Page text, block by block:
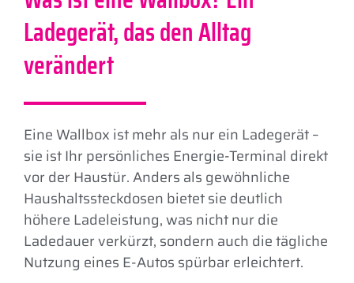
Ladegerät, das den Alltag
verändert
Eine Wallbox ist mehr als nur ein Ladegerät –
sie ist Ihr persönliches Energie-Terminal direkt
vor der Haustür. Anders als gewöhnliche
Haushaltssteckdosen bietet sie deutlich
höhere Ladeleistung, was nicht nur die
Ladedauer verkürzt, sondern auch die tägliche
Nutzung eines E-Autos spürbar erleichtert.